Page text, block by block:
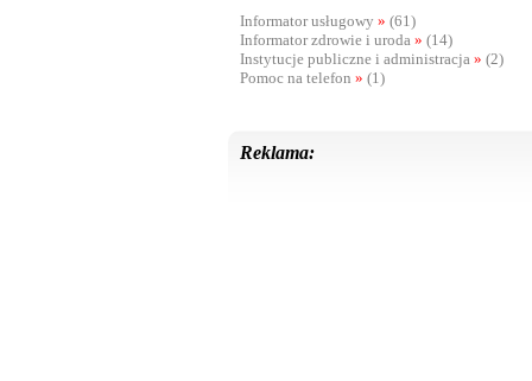
Informator usługowy » (61)
Informator zdrowie i uroda » (14)
Instytucje publiczne i administracja » (2)
Pomoc na telefon » (1)
Reklama: